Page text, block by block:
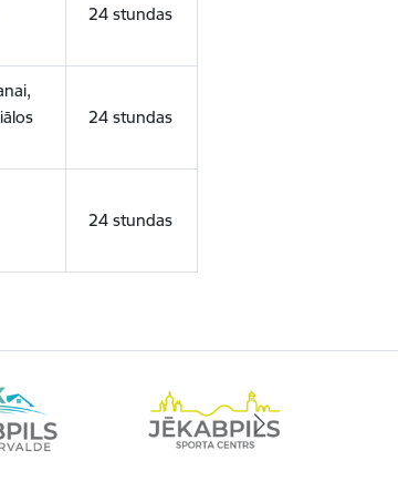
24 stundas
24 stundas
24 stundas